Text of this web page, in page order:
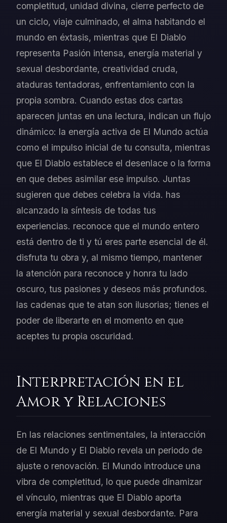
completitud, unidad divina, cierre perfecto de
un ciclo, viaje culminado, el alma habitando el
mundo en éxtasis, mientras que El Diablo
representa Pasión intensa, energía material y
sexual desbordante, creatividad cruda,
ataduras tentadoras, enfrentamiento con la
propia sombra. Cuando estas dos cartas
aparecen juntas en una lectura, indican un flujo
dinámico: la energía activa de El Mundo actúa
como el impulso inicial de tu consulta, mientras
que El Diablo establece el desenlace o la forma
en que debes asimilar ese impulso. Juntas
sugieren que debes celebra la vida. has
alcanzado la síntesis de todas tus
experiencias. reconoce que el mundo entero
está dentro de ti y tú eres parte esencial de él.
disfruta tu obra y, al mismo tiempo, mantener
la atención para reconoce y honra tu lado
oscuro, tus pasiones y deseos más profundos.
las cadenas que te atan son ilusorias; tienes el
poder de liberarte en el momento en que
aceptes tu propia oscuridad.
Interpretación en el
Amor y Relaciones
En las relaciones sentimentales, la interacción
de El Mundo y El Diablo revela un periodo de
ajuste o renovación. El Mundo introduce una
vibra de completitud, lo que puede dinamizar
el vínculo, mientras que El Diablo aporta
energía material y sexual desbordante. Para